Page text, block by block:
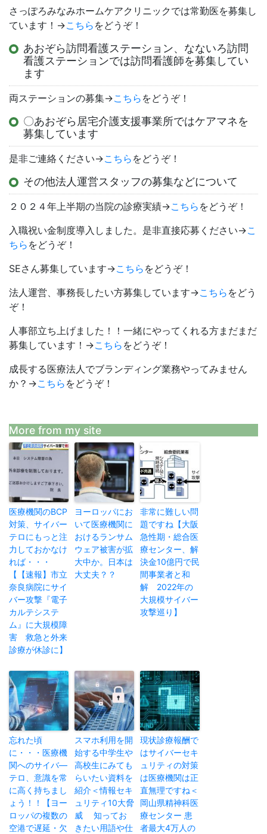
さっぽろみなみホームケアクリニックでは常勤医を募集し
ています！→こちら をどうぞ！
あおぞら訪問看護ステーション、なないろ訪問
看護ステーションでは訪問看護師を募集してい
ます
両ステーションの募集→こちら をどうぞ！
〇あおぞら居宅介護支援事業所ではケアマネを
募集しています
是非ご連絡ください→こちら をどうぞ！
その他法人運営スタッフの募集などについて
２０２４年上半期の当院の診療実績→こちら をどうぞ！
入職祝い金制度導入しました。是非直接応募ください→こ
ちら をどうぞ！
SEさん募集しています→こちら をどうぞ！
法人運営、事務長したい方募集しています→こちら をどう
ぞ！
人事部立ち上げました！！一緒にやってくれる方まだまだ
募集しています！→こちら をどうぞ！
成長する医療法人でブランディング業務やってみません
か？→こちら をどうぞ！
More from my site
医療機関のBCP
対策、サイバー
テロにもっと注
力しておかなけ
れば・・・
【【速報】市立
奈良病院にサイ
バー攻撃『電子
カルテシステ
ム』に大規模障
害 救急と外来
診療が休診に】
ヨーロッパにお
いて医療機関に
おけるランサム
ウェア被害が拡
大中か。日本は
大丈夫？？
非常に難しい問
題ですね【大阪
急性期・総合医
療センター、解
決金10億円で民
間事業者と和
解 2022年の
大規模サイバー
攻撃巡り】
忘れた頃
に・・・医療機
関へのサイバ―
テロ、意識を常
に高く持ちまし
ょう！！【ヨー
ロッパの複数の
空港で遅延・欠
スマホ利用を開
始する中学生や
高校生にみても
らいたい資料を
紹介＜情報セキ
ュリティ10大脅
威 知ってお
きたい用語や仕
現状診療報酬で
はサイバーセキ
ュリティの対策
は医療機関は正
直無理ですね＜
岡山県精神科医
療センター 患
者最大4万人の